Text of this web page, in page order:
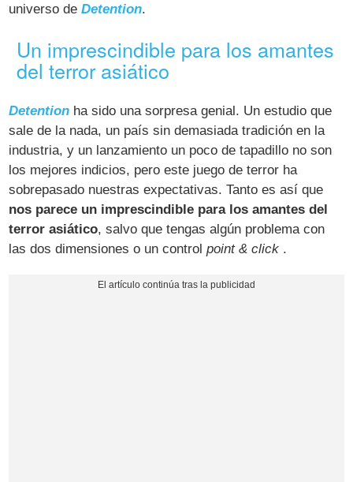
universo deDetention.
Un imprescindible para los amantes
del terror asiático
Detention ha sido una sorpresa genial. Un estudio que
sale de la nada, un país sin demasiada tradición en la
industria, y un lanzamiento un poco de tapadillo no son
los mejores indicios, pero este juego de terror ha
sobrepasado nuestras expectativas. Tanto es así que
nos parece un imprescindible para los amantes del
terror asiático, salvo que tengas algún problema con
las dos dimensiones o un controlpoint & click .